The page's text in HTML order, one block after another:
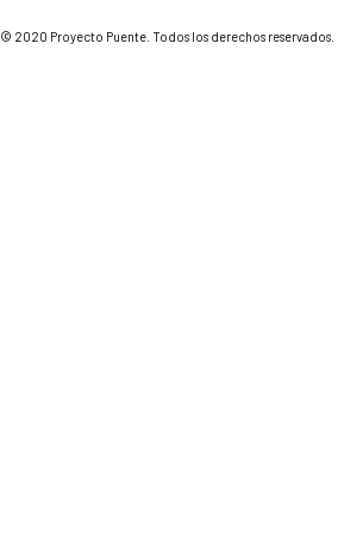
© 2020 Proyecto Puente. Todos los derechos reservados.